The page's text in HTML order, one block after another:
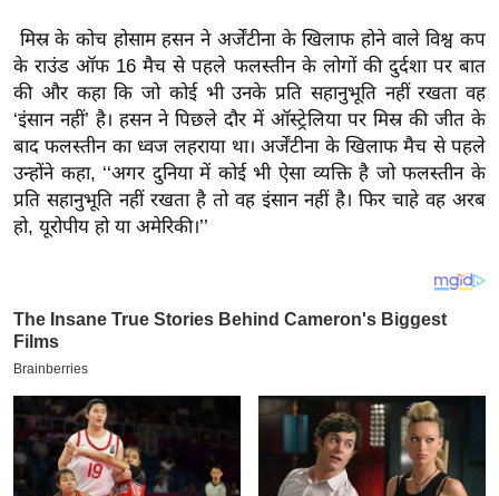
वि
शे
ष
ज्ञ
रा
य
ब
खे
ल
के
ट
I
मिस्र के कोच होसाम हसन ने अर्जेंटीना के खिलाफ होने वाले विश्व कप
के राउंड ऑफ 16 मैच से पहले फलस्तीन के लोगों की दुर्दशा पर बात
की और कहा कि जो कोई भी उनके प्रति सहानुभूति नहीं रखता वह
‘इंसान नहीं’ है। हसन ने पिछले दौर में ऑस्ट्रेलिया पर मिस्र की जीत के
बाद फलस्तीन का ध्वज लहराया था। अर्जेंटीना के खिलाफ मैच से पहले
उन्होंने कहा, ‘‘अगर दुनिया में कोई भी ऐसा व्यक्ति है जो फलस्तीन के
प्रति सहानुभूति नहीं रखता है तो वह इंसान नहीं है। फिर चाहे वह अरब
हो, यूरोपीय हो या अमेरिकी।’’